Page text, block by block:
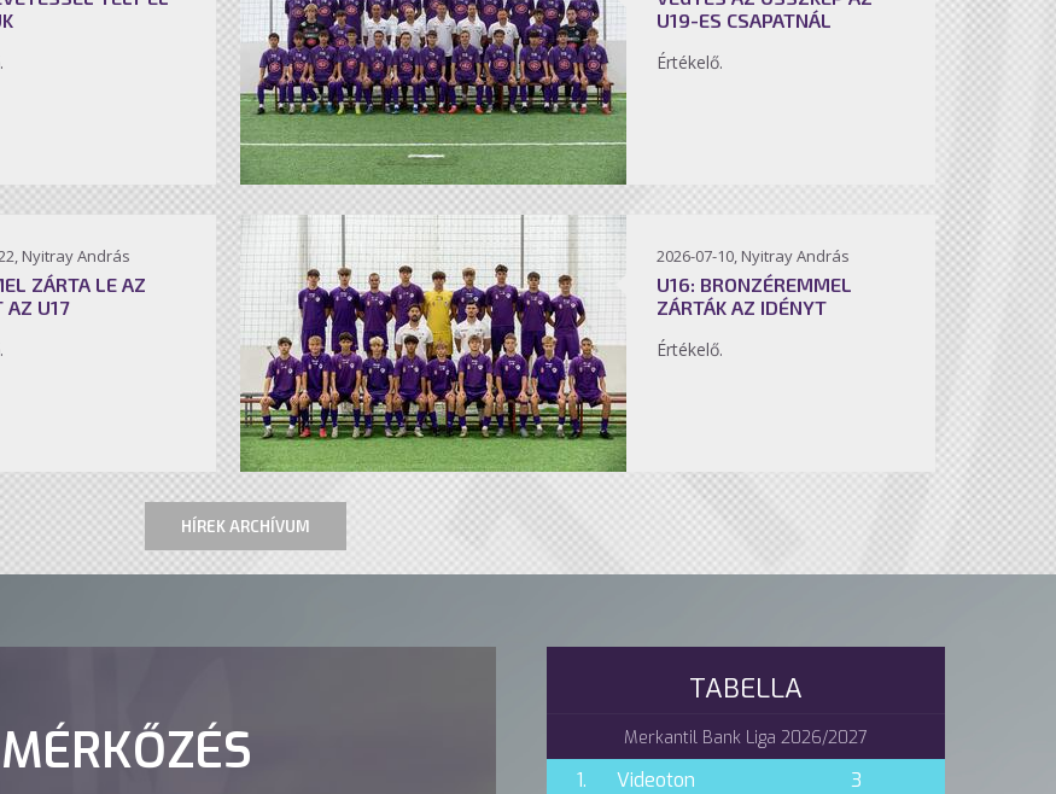
U19-ES CSAPATNÁL
Értékelő.
Nyitray András
ZÁRTA LE AZ
AZ U17
2026-07-10, Nyitray András
U16: BRONZÉREMMEL
ZÁRTÁK AZ IDÉNYT
Értékelő.
HÍREK ARCHÍVUM
TABELLA
Merkantil Bank Liga 2026/2027
1. Videoton
3